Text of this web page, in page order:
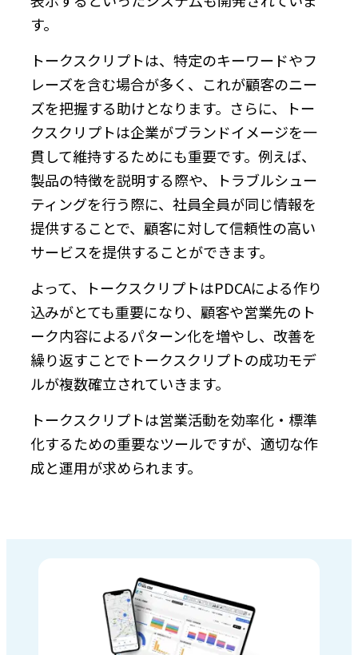
す。
トークスクリプトは、特定のキーワードやフ
レーズを含む場合が多く、これが顧客のニー
ズを把握する助けとなります。さらに、トー
クスクリプトは企業がブランドイメージを一
貫して維持するためにも重要です。例えば、
製品の特徴を説明する際や、トラブルシュー
ティングを行う際に、社員全員が同じ情報を
提供することで、顧客に対して信頼性の高い
サービスを提供することができます。
よって、トークスクリプトはPDCAによる作り
込みがとても重要になり、顧客や営業先のト
ーク内容によるパターン化を増やし、改善を
繰り返すことでトークスクリプトの成功モデ
ルが複数確立されていきます。
トークスクリプトは営業活動を効率化・標準
化するための重要なツールですが、適切な作
成と運用が求められます。